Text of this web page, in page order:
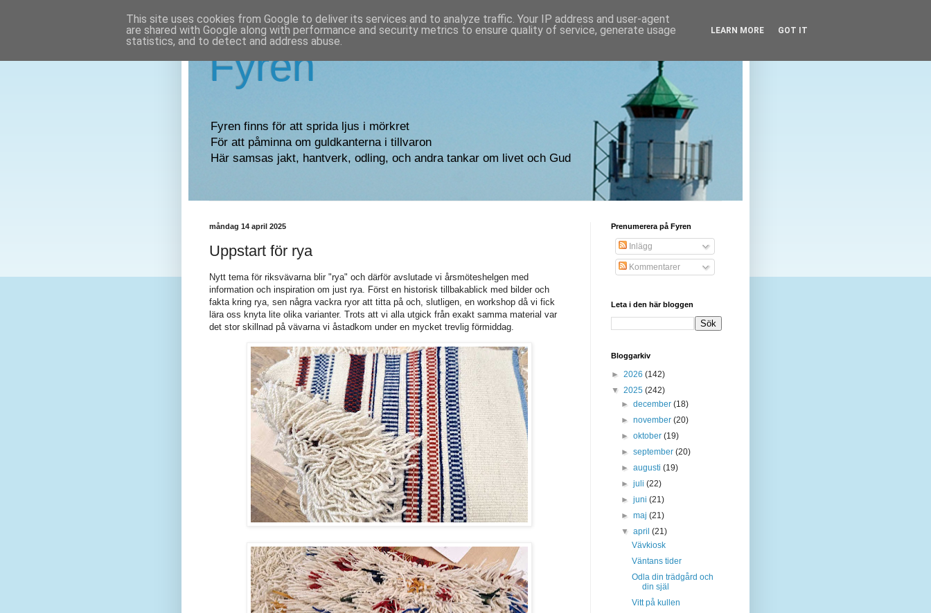
Fyren
Fyren finns för att sprida ljus i mörkret
För att påminna om guldkanterna i tillvaron
Här samsas jakt, hantverk, odling, och andra tankar om livet och Gud
måndag 14 april 2025
Uppstart för rya
Nytt tema för riksvävarna blir "rya" och därför avslutade vi årsmöteshelgen med
information och inspiration om just rya. Först en historisk tillbakablick med bilder och
fakta kring rya, sen några vackra ryor att titta på och, slutligen, en workshop då vi fick
lära oss knyta lite olika varianter. Trots att vi alla utgick från exakt samma material var
det stor skillnad på vävarna vi åstadkom under en mycket trevlig förmiddag.
Prenumerera på Fyren
Inlägg
Kommentarer
Leta i den här bloggen
Bloggarkiv
► 2026 (142)
▼ 2025 (242)
►december(18)
►november(20)
►oktober(19)
►september(20)
►augusti(19)
►juli(22)
►juni(21)
►maj(21)
▼april(21)
Vävkiosk
Väntans tider
Odla din trädgård och
din själ
Vitt på kullen
This site uses cookies from Google to deliver its services and to analyze traffic. Your IP address and user-agent
are shared with Google along with performance and security metrics to ensure quality of service, generate usage
statistics, and to detect and address abuse.
LEARN MORE GOT IT